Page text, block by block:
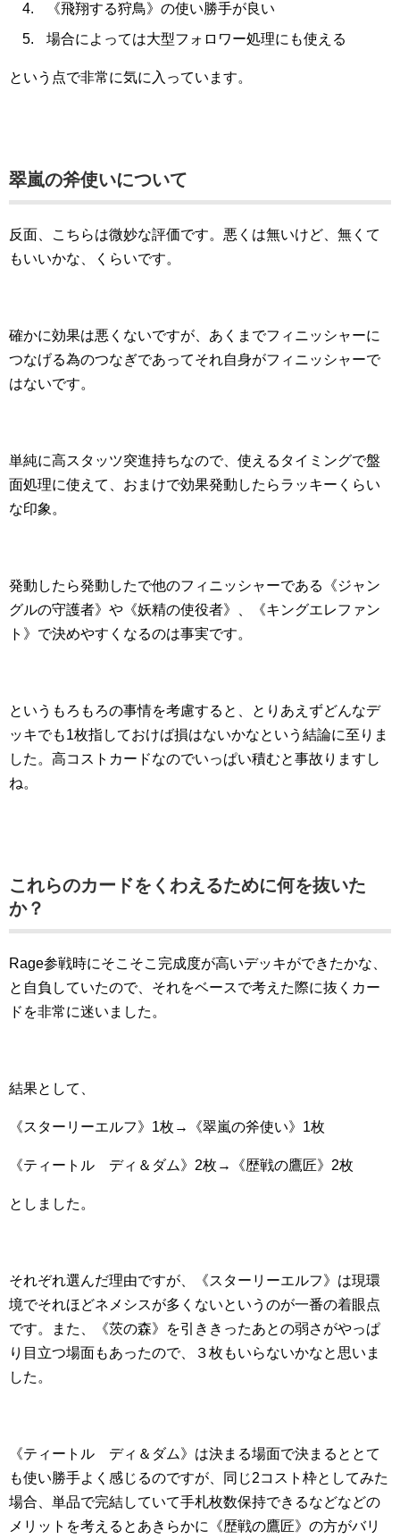
《飛翔する狩鳥》の使い勝手が良い
場合によっては大型フォロワー処理にも使える
という点で非常に気に入っています。
翠嵐の斧使いについて
反面、こちらは微妙な評価です。悪くは無いけど、無くて
もいいかな、くらいです。
確かに効果は悪くないですが、あくまでフィニッシャーに
つなげる為のつなぎであってそれ自身がフィニッシャーで
はないです。
単純に高スタッツ突進持ちなので、使えるタイミングで盤
面処理に使えて、おまけで効果発動したらラッキーくらい
な印象。
発動したら発動したで他のフィニッシャーである《ジャン
グルの守護者》や《妖精の使役者》、《キングエレファン
ト》で決めやすくなるのは事実です。
というもろもろの事情を考慮すると、とりあえずどんなデ
ッキでも1枚指しておけば損はないかなという結論に至りま
した。高コストカードなのでいっぱい積むと事故りますし
ね。
これらのカードをくわえるために何を抜いた
か？
Rage参戦時にそこそこ完成度が高いデッキができたかな、
と自負していたので、それをベースで考えた際に抜くカー
ドを非常に迷いました。
結果として、
《スターリーエルフ》1枚→《翠嵐の斧使い》1枚
《ティートル ディ＆ダム》2枚→《歴戦の鷹匠》2枚
としました。
それぞれ選んだ理由ですが、《スターリーエルフ》は現環
境でそれほどネメシスが多くないというのが一番の着眼点
です。また、《茨の森》を引ききったあとの弱さがやっぱ
り目立つ場面もあったので、３枚もいらないかなと思いま
した。
《ティートル ディ＆ダム》は決まる場面で決まるととて
も使い勝手よく感じるのですが、同じ2コスト枠としてみた
場合、単品で完結していて手札枚数保持できるなどなどの
メリットを考えるとあきらかに《歴戦の鷹匠》の方がバリ